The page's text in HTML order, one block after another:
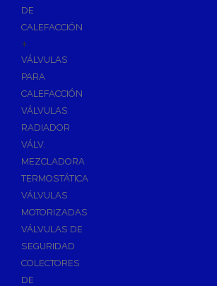
DE
CALEFACCIÓN
+
VÁLVULAS
PARA
CALEFACCIÓN
VÁLVULAS
RADIADOR
VÁLV.
MEZCLADORA
TERMOSTÁTICA
VÁLVULAS
MOTORIZADAS
VÁLVULAS DE
SEGURIDAD
COLECTORES
DE